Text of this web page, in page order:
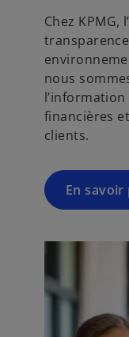
Chez KPMG,
nous
financières
clients.
En savoir